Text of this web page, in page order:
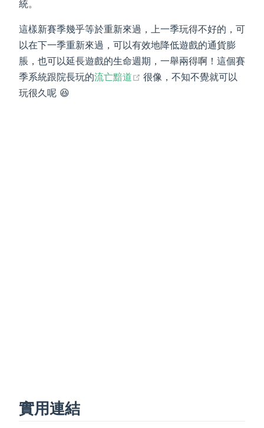
統。
這樣新賽季幾乎等於重新來過，上一季玩得不好的，可
以在下一季重新來過，可以有效地降低遊戲的通貨膨
脹，也可以延長遊戲的生命週期，一舉兩得啊！這個賽
季系統跟院長玩的流亡黯道 (opens new window)
很像，不知不覺就可以
玩很久呢 😆
實用連結